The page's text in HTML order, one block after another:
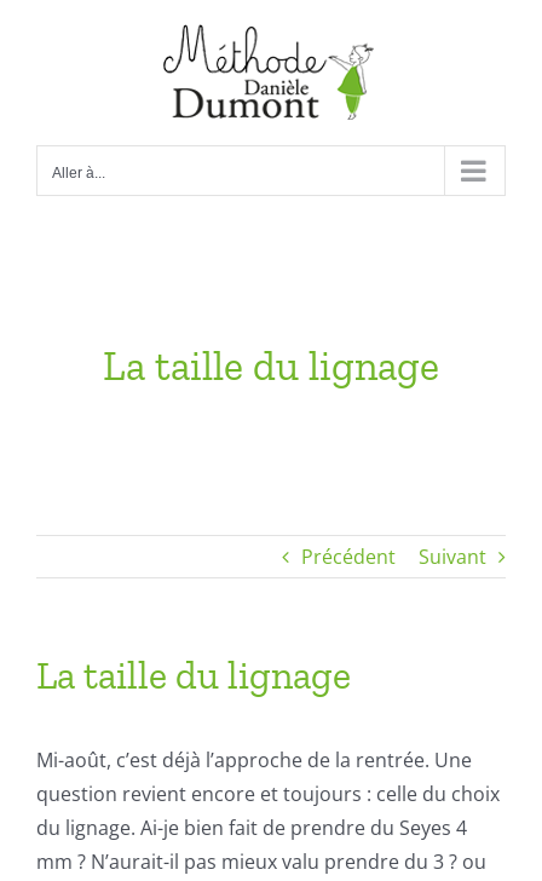
Aller à...
La taille du lignage
Précédent Suivant
La taille du lignage
Mi-août, c’est déjà l’approche de la rentrée. Une
question revient encore et toujours : celle du choix
du lignage. Ai-je bien fait de prendre du Seyes 4
mm ? N’aurait-il pas mieux valu prendre du 3 ? ou